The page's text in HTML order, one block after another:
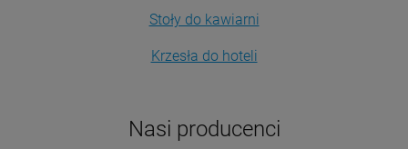
Stoły do kawiarni
Krzesła do hoteli
Nasi producenci